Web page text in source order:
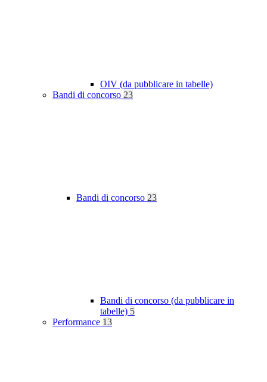
OIV (da pubblicare in tabelle)
Bandi di concorso 23
Bandi di concorso 23
Bandi di concorso (da pubblicare in
tabelle) 5
Performance 13